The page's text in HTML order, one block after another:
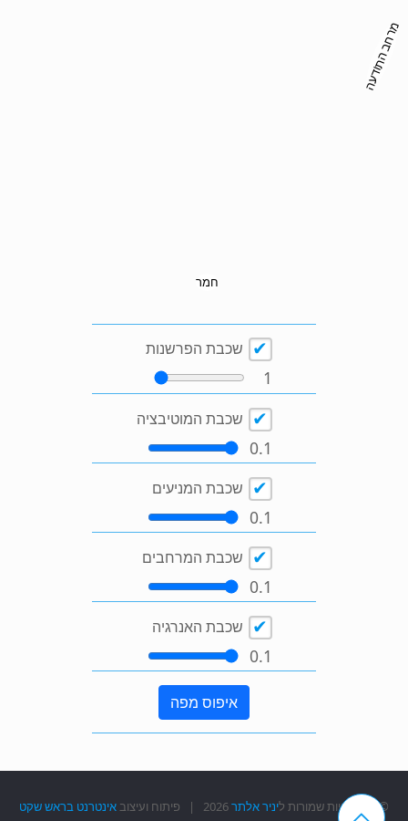
שכבת הפרשנות
1
שכבת המוטיבציה
0.1
שכבת המניעים
0.1
שכבת המרחבים
0.1
שכבת האנרגיה
0.1
איפוס מפה
חמר
מרחב התודעה
© כל הזכויות שמורות ליניר אלתר2026 | פיתוח ועיצוב אינטרנט בראש שקט